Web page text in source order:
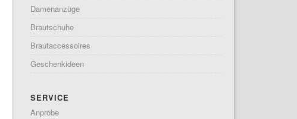
Damenanzüge
Brautschuhe
Brautaccessoires
Geschenkideen
SERVICE
Anprobe